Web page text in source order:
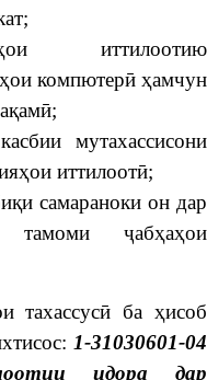
иттилоотию
компютерӣ ҳамчун
мутахассисони
иттилоотӣ;
самараноки он дар
тамоми ҷабҳаҳои
тахассусӣ ба ҳисоб
1-31030601-04
идора
дар